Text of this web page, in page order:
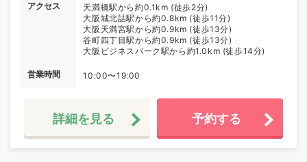
アクセス
天満橋駅から約0.1km (徒歩2分)
大阪城北詰駅から約0.8km (徒歩11分)
大阪天満宮駅から約0.9km (徒歩13分)
谷町四丁目駅から約0.9km (徒歩13分)
大阪ビジネスパーク駅から約1.0km (徒歩14分)
営業時間 10:00〜19:00
詳細を見る 予約する